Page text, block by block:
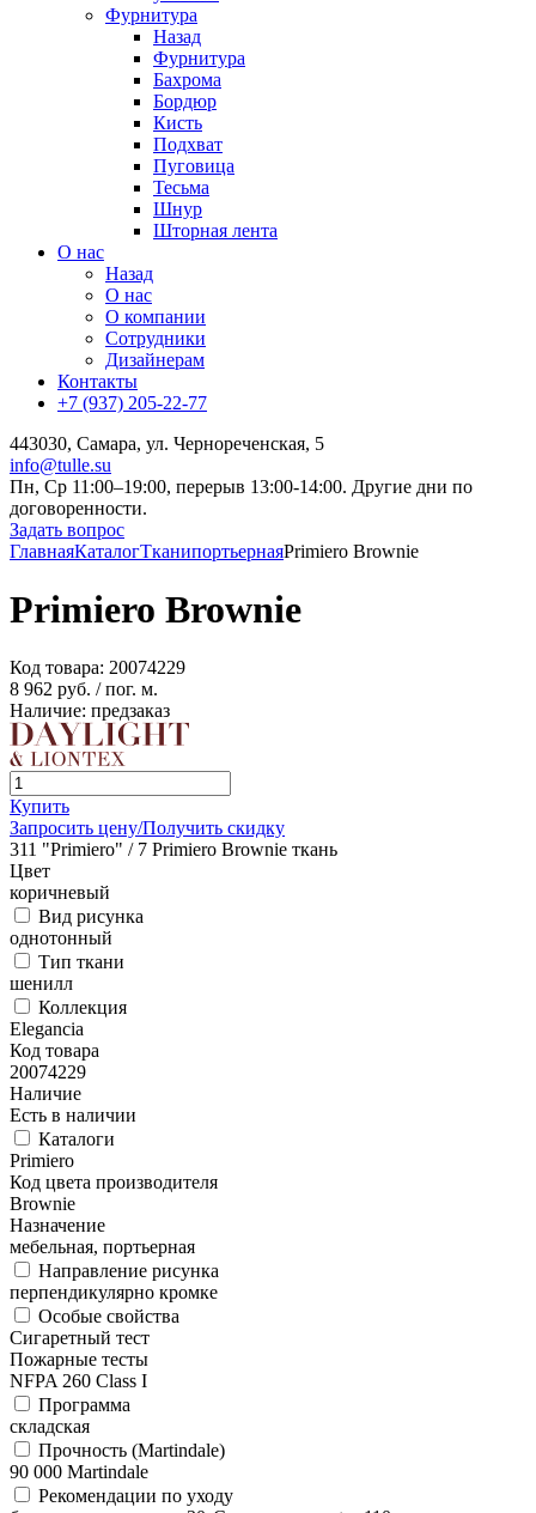
Фурнитура
Назад
Фурнитура
Бахрома
Бордюр
Кисть
Подхват
Пуговица
Тесьма
Шнур
Шторная лента
О нас
Назад
О нас
О компании
Сотрудники
Дизайнерам
Контакты
+7 (937) 205-22-77
443030, Самара, ул. Чернореченская, 5
info@tulle.su
Пн, Ср 11:00–19:00, перерыв 13:00-14:00. Другие дни по
договоренности.
Задать вопрос
ГлавнаяКаталогТканипортьернаяPrimiero Brownie
Primiero Brownie
Код товара: 20074229
8 962 руб. / пог. м.
Наличие: предзаказ
Купить
Запросить цену/Получить скидку
311 "Primiero" / 7 Primiero Brownie ткань
Цвет
коричневый
Вид рисунка
однотонный
Тип ткани
шенилл
Коллекция
Elegancia
Код товара
20074229
Наличие
Есть в наличии
Каталоги
Primiero
Код цвета производителя
Brownie
Назначение
мебельная, портьерная
Направление рисунка
перпендикулярно кромке
Особые свойства
Сигаретный тест
Пожарные тесты
NFPA 260 Class I
Программа
складская
Прочность (Martindale)
90 000 Martindale
Рекомендации по уходу